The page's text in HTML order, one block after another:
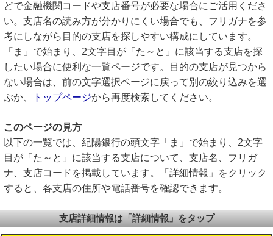
どで金融機関コードや支店番号が必要な場合にご活用くださ
い。支店名の読み方が分かりにくい場合でも、フリガナを参
考にしながら目的の支店を探しやすい構成にしています。
「ま」で始まり、2文字目が「た～と」に該当する支店を探
したい場合に便利な一覧ページです。目的の支店が見つから
ない場合は、前の文字選択ページに戻って別の絞り込みを選
ぶか、
トップページから再度検索してください。
このページの見方
以下の一覧では、紀陽銀行の頭文字「ま」で始まり、2文字
目が「た～と」に該当する支店について、支店名、フリガ
ナ、支店コードを掲載しています。「詳細情報」をクリック
すると、各支店の住所や電話番号を確認できます。
支店詳細情報は「詳細情報」をタップ